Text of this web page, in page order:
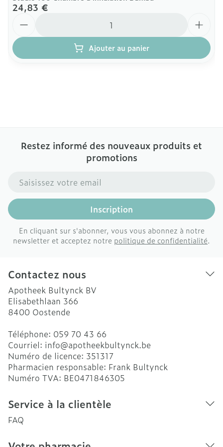
24,83 €
Ajouter au panier
Restez informé des nouveaux produits et
promotions
Adresse mail
Inscription
En cliquant sur s'abonner, vous vous abonnez à notre
newsletter et acceptez notre politique de confidentialité.
Contactez nous
Apotheek Bultynck BV
Elisabethlaan 366
8400 Oostende
Téléphone: 059 70 43 66
Courriel: info@apotheekbultynck.be
Numéro de licence: 351317
Pharmacien responsable: Frank Bultynck
Numéro TVA: BE0471846305
Service à la clientèle
FAQ